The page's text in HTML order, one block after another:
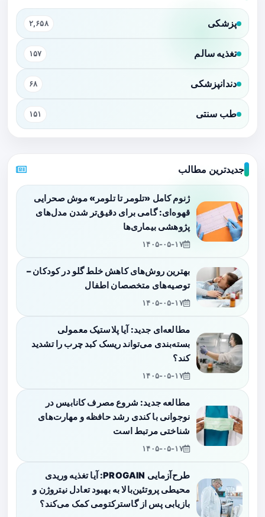
پزشکی ۲,۶۵۸
تغذیه سالم ۱۵۷
دندانپزشکی ۶۸
طب سنتی ۱۵۱
جدیدترین مطالب
ژنوم کامل «تلومر تا تلومر» موش صحرایی
قهوه‌ای: گامی برای دقیق‌تر شدن مدل‌های
پژوهشی بیماری‌ها
۱۴۰۵-۰۵-۱۷
بهترین روش‌های کاهش خلط گلو در کودکان –
توصیه‌های متخصصان اطفال
۱۴۰۵-۰۵-۱۷
مطالعه‌ای جدید: آیا پلاستیک معمولی
بسته‌بندی می‌تواند ریسک کبد چرب را تشدید
کند؟
۱۴۰۵-۰۵-۱۷
مطالعه جدید: شروع مصرف کانابیس در
نوجوانی با کندی رشد حافظه و مهارت‌های
شناختی مرتبط است
۱۴۰۵-۰۵-۱۷
طرح‌آزمایی PROGAIN: آیا تغذیه وریدی
محیطی پروتئین‌بالا به بهبود تعادل نیتروژن و
بازیابی پس از گاسترکتومی کمک می‌کند؟